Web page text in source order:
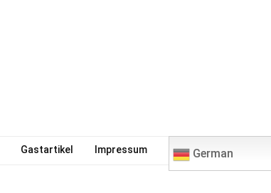
Gastartikel Impressum German